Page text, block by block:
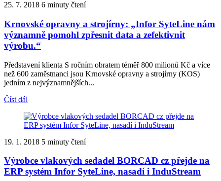
25. 7. 2018 6 minuty čtení
Krnovské opravny a strojírny: „Infor SyteLine nám
významně pomohl zpřesnit data a zefektivnit
výrobu.“
Představení klienta S ročním obratem téměř 800 milionů Kč a více
než 600 zaměstnanci jsou Krnovské opravny a strojírny (KOS)
jedním z nejvýznamnějších...
Číst dál
19. 1. 2018 5 minuty čtení
Výrobce vlakových sedadel BORCAD cz přejde na
ERP systém Infor SyteLine, nasadí i InduStream